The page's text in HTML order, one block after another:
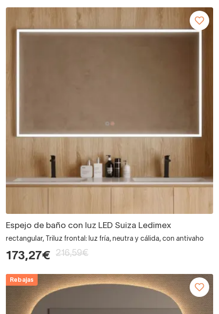
Espejo de baño con luz LED Suiza Ledimex
rectangular, Triluz frontal: luz fría, neutra y cálida, con antivaho
173,27€ 216,59€
Rebajas